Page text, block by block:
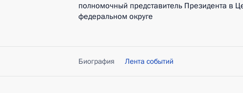
полномочный представитель Президента в
федеральном округе
Биография Лента событий